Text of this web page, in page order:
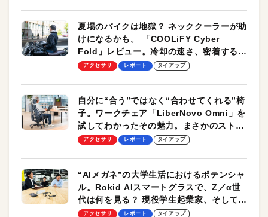
夏場のバイクは地獄？ ネッククーラーが助
けになるかも。 「COOLiFY Cyber
Fold」レビュー。冷却の速さ、密着する冷
却プレート、シンプルな操作性がグッド！
アクセサリ レポート タイアップ
自分に“合う”ではなく“合わせてくれる”椅
子。ワークチェア「LiberNovo Omni」を
試してわかったその魅力。まさかのストレ
ッチ機能も搭載
アクセサリ レポート タイアップ
“AIメガネ”の大学生活におけるポテンシャ
ル。Rokid AIスマートグラスで、Z／α世
代は何を見る？ 現役学生起業家、そして教
授による体験会レポート【PR】
アクセサリ レポート タイアップ